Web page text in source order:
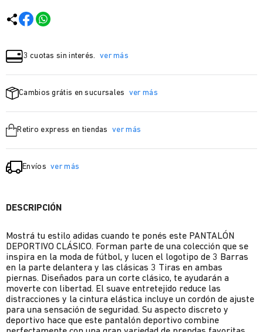
3 cuotas sin interés. ver más
Cambios grátis en sucursales ver más
Retiro express en tiendas ver más
Envíos ver más
DESCRIPCIÓN
Mostrá tu estilo adidas cuando te ponés este PANTALÓN
DEPORTIVO CLÁSICO. Forman parte de una colección que se
inspira en la moda de fútbol, y lucen el logotipo de 3 Barras
en la parte delantera y las clásicas 3 Tiras en ambas
piernas. Diseñados para un corte clásico, te ayudarán a
moverte con libertad. El suave entretejido reduce las
distracciones y la cintura elástica incluye un cordón de ajuste
para una sensación de seguridad. Su aspecto discreto y
deportivo hace que este pantalón deportivo combine